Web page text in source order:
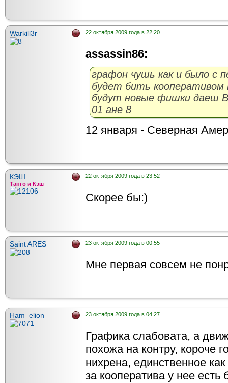
Warkill3r 22 октября 2009 года в 22:20
assassin86:
графон чушь как и было с
будет бить кооперативом
будут новые фишки даеш
01 ане 8
12 января - Северная
КЭШ
Танго и Кэш
22 октября 2009 года в 23:52
Скорее бы:)
Saint ARES 23 октября 2009 года в 00:55
Мне первая совсем не
Ham_elion 23 октября 2009 года в 04:27
Графика слабовата, а
похожа на контру, короче
нихрена, единственное
за кооператива у нее